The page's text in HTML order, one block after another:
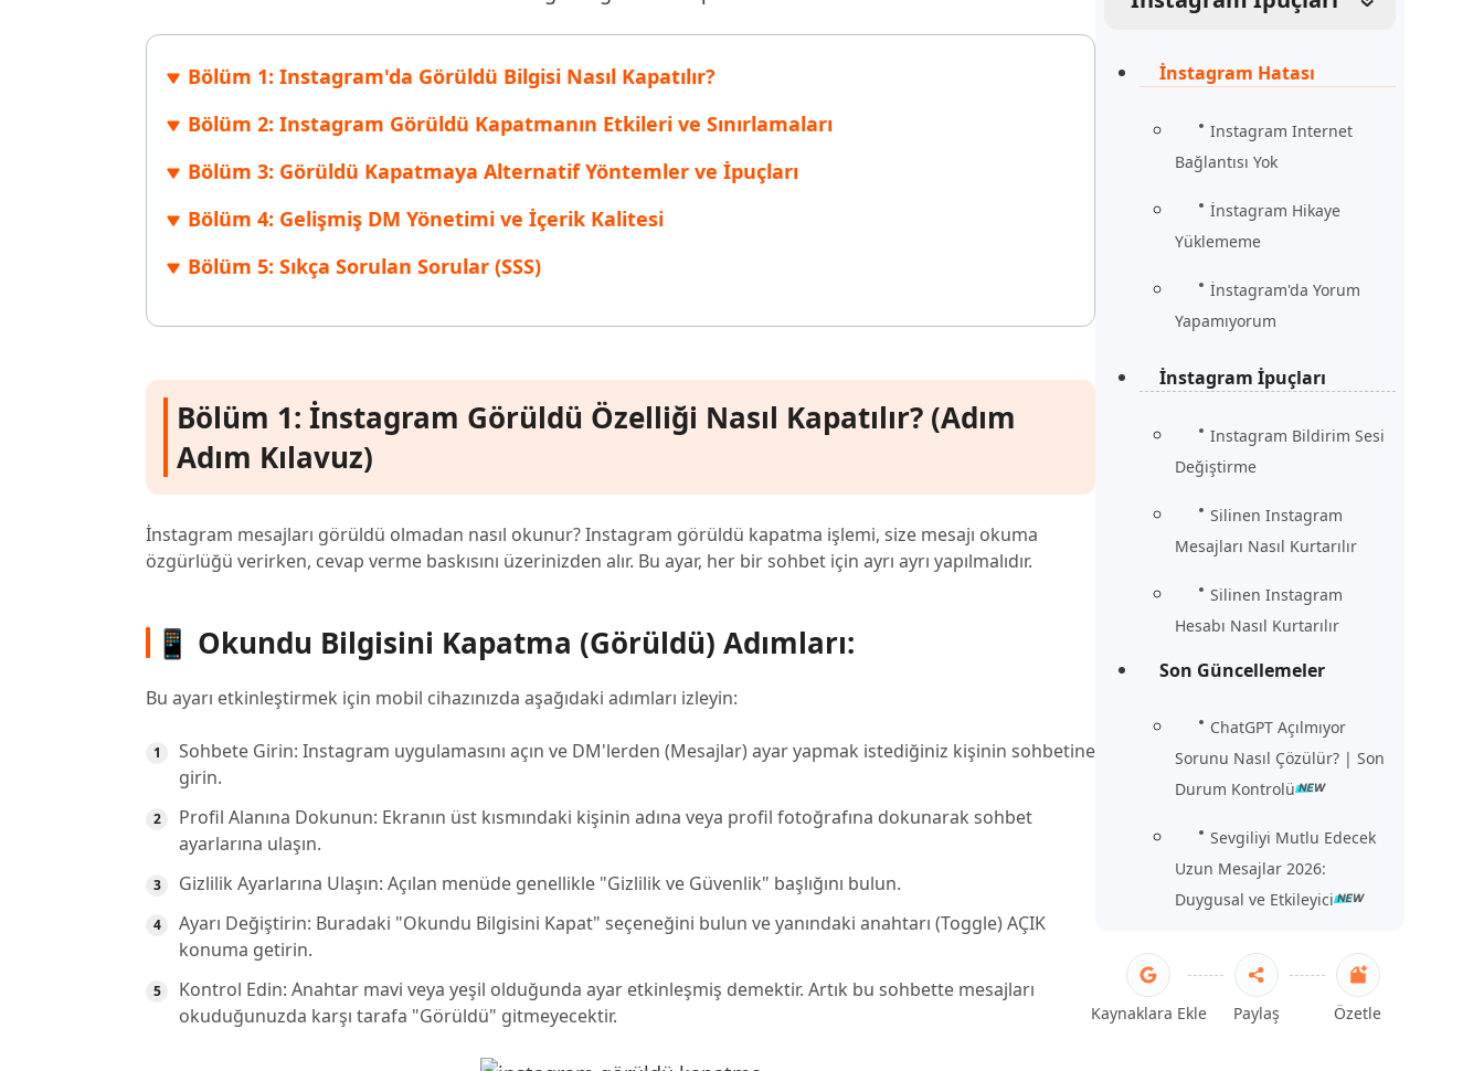
Tüm Ürünleri İncele Daha Fazla Faydalı İpuçları
Android verilerini PC olmadan kurtarın iPhone'u AI ile ücretsiz temizleyin
Daha Fazla Faydalı İpuçları
PixPretty AI Fotoğraf Düzenleyici
Ücretsiz
Ücretsiz Online AI Fotoğraf Düzenleme Aracı AI ile daha akıllı, daha hızlı, daha iyi yazın
Popüler
Şimdi İzle
İnstagram Hatası
Instagram Internet
Bağlantısı Yok
İnstagram Hikaye
Yüklememe
İnstagram'da Yorum
Yapamıyorum
İnstagram İpuçları
Instagram Bildirim Sesi
Değiştirme
Silinen Instagram
Mesajları Nasıl Kurtarılır
Silinen Instagram
Hesabı Nasıl Kurtarılır
Son Güncellemeler
ChatGPT Açılmıyor
Sorunu Nasıl Çözülür? | Son
Durum Kontrolü
Sevgiliyi Mutlu Edecek
Uzun Mesajlar 2026:
Duygusal ve Etkileyici
Kaynaklara Ekle Paylaş Özetle
Bölüm 1: Instagram'da Görüldü Bilgisi Nasıl Kapatılır?
Bölüm 2: Instagram Görüldü Kapatmanın Etkileri ve Sınırlamaları
Bölüm 3: Görüldü Kapatmaya Alternatif Yöntemler ve İpuçları
Bölüm 4: Gelişmiş DM Yönetimi ve İçerik Kalitesi
Bölüm 5: Sıkça Sorulan Sorular (SSS)
Bölüm 1: İnstagram Görüldü Özelliği Nasıl Kapatılır? (Adım
Adım Kılavuz)
İnstagram mesajları görüldü olmadan nasıl okunur? Instagram görüldü kapatma işlemi, size mesajı okuma
özgürlüğü verirken, cevap verme baskısını üzerinizden alır. Bu ayar, her bir sohbet için ayrı ayrı yapılmalıdır.
📱 Okundu Bilgisini Kapatma (Görüldü) Adımları:
Bu ayarı etkinleştirmek için mobil cihazınızda aşağıdaki adımları izleyin:
Sohbete Girin: Instagram uygulamasını açın ve DM'lerden (Mesajlar) ayar yapmak istediğiniz kişinin sohbetine
girin.
Profil Alanına Dokunun: Ekranın üst kısmındaki kişinin adına veya profil fotoğrafına dokunarak sohbet
ayarlarına ulaşın.
Gizlilik Ayarlarına Ulaşın: Açılan menüde genellikle "Gizlilik ve Güvenlik" başlığını bulun.
Ayarı Değiştirin: Buradaki "Okundu Bilgisini Kapat" seçeneğini bulun ve yanındaki anahtarı (Toggle) AÇIK
konuma getirin.
Kontrol Edin: Anahtar mavi veya yeşil olduğunda ayar etkinleşmiş demektir. Artık bu sohbette mesajları
okuduğunuzda karşı tarafa "Görüldü" gitmeyecektir.